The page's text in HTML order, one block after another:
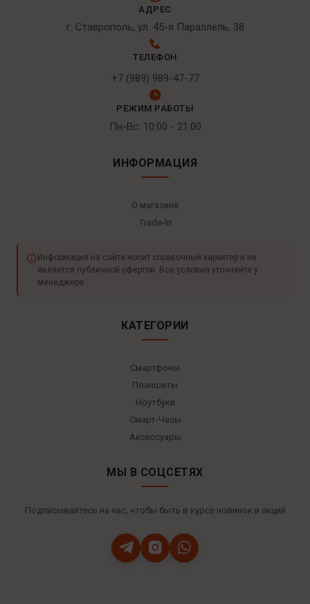
АДРЕС
г. Ставрополь, ул. 45-я Параллель, 38
ТЕЛЕФОН
+7 (989) 989-47-77
РЕЖИМ РАБОТЫ
Пн-Вс: 10:00 - 21:00
ИНФОРМАЦИЯ
О магазине
Trade-In
Информация на сайте носит справочный характер и не
является публичной офертой. Все условия уточняйте у
менеджера.
КАТЕГОРИИ
Смартфоны
Планшеты
Ноутбуки
Смарт-Часы
Аксессуары
МЫ В СОЦСЕТЯХ
Подписывайтесь на нас, чтобы быть в курсе новинок и акций